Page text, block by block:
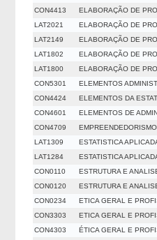
CON4413
ELABORAÇÃO DE
LAT2021
ELABORAÇÃO DE
LAT2149
ELABORAÇÃO DE
LAT1802
ELABORAÇÃO DE
LAT1800
ELABORAÇÃO DE
CON5301
ELEMENTOS
CON4424
ELEMENTOS DA
CON4601
ELEMENTOS DE
CON4709
LAT1309
ESTATISTICA
LAT1284
ESTATISTICA
CON0110
ESTRUTURA E
CON0120
ESTRUTURA E
CON0234
ETICA GERAL E
CON3303
ETICA GERAL E
CON4303
ÉTICA GERAL E